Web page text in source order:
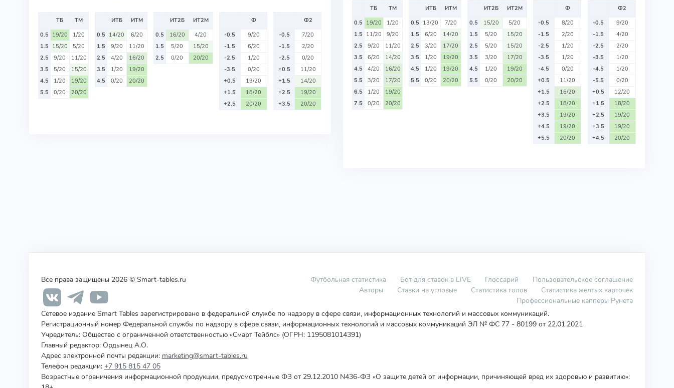
ТБ
ТМ
0.5 19/20
1/20
1.5 15/20
5/20
2.5
9/20
11/20
3.5
5/20
15/20
4.5
1/20
19/20
5.5
0/20 20/20
ИТБ
ИТМ
0.5 14/20
6/20
1.5
9/20
11/20
2.5
4/20
16/20
3.5
1/20
19/20
4.5
0/20 20/20
ИТ2Б
ИТ2М
0.5
16/20
4/20
1.5
5/20
15/20
2.5
0/20 20/20
Ф
-0.5
9/20
-1.5
6/20
-2.5
1/20
-3.5
0/20
+0.5
13/20
+1.5
18/20
+2.5
20/20
Ф2
-0.5
7/20
-1.5
2/20
-2.5
0/20
+0.5
11/20
+1.5
14/20
+2.5
19/20
+3.5
20/20
ТБ
ТМ
0.5 19/20
1/20
1.5 11/20
9/20
2.5
9/20
11/20
3.5
6/20
14/20
4.5
4/20
16/20
5.5
3/20
17/20
6.5
1/20
19/20
7.5
0/20 20/20
ИТБ
ИТМ
0.5 13/20
7/20
1.5
6/20
14/20
2.5
3/20
17/20
3.5
1/20
19/20
4.5
1/20
19/20
5.5
0/20 20/20
ИТ2Б
ИТ2М
0.5
15/20
5/20
1.5
5/20
15/20
2.5
5/20
15/20
3.5
3/20
17/20
4.5
1/20
19/20
5.5
0/20 20/20
Ф
-0.5
8/20
-1.5
2/20
-2.5
1/20
-3.5
1/20
-4.5
0/20
+0.5
11/20
+1.5
16/20
+2.5
18/20
+3.5
19/20
+4.5
19/20
+5.5
20/20
Ф2
-0.5
9/20
-1.5
4/20
-2.5
2/20
-3.5
1/20
-4.5
1/20
-5.5
0/20
+0.5
12/20
+1.5
18/20
+2.5
19/20
+3.5
19/20
+4.5
20/20
Все права защищены 2026 © Smart-tables.ru Футбольная статистика Бот для ставок в LIVE Глоссарий
Пользовательское соглашение
Авторы
Ставки на угловые Статистика голов
Статистика желтых карточек
Профессиональные капперы Рунета
Сетевое издание Smart Tables зарегистрировано в федеральной службе по надзору в сфере связи, информационных технологий и массовых коммуникаций.
Регистрационный номер Федеральной службы по надзору в сфере связи, информационных технологий и массовых коммуникаций ЭЛ № ФС 77 - 80199 от 22.01.2021
Учредитель: Общество с ограниченной ответственностью «Смарт Тейблс» (ОГРН: 1195081014391)
Главный редактор: Ордынец А.О.
Адрес электронной почты редакции: marketing@smart-tables.ru
Телефон редакции: +7 915 815 47 05
Возрастные ограничения информационной продукции, предусмотренные ФЗ от 29.12.2010 N436-ФЗ «О защите детей от информации, причиняющей вред их здоровью и развитию»: